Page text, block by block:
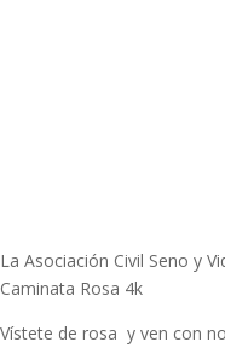
La Asociación Civil Seno y
Caminata Rosa 4k
Vístete de rosa y ven con